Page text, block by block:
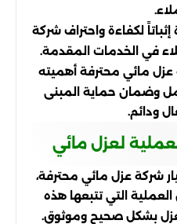
لكفاءة واحتراف شركة
في الخدمات المقدمة.
عزل مائي محترفة أهميته
وضمان حماية المبنى
ودائم.
لعزل مائي
شركة عزل مائي محترفة،
التي تتبعها هذه
بشكل صحيح وموثوق.